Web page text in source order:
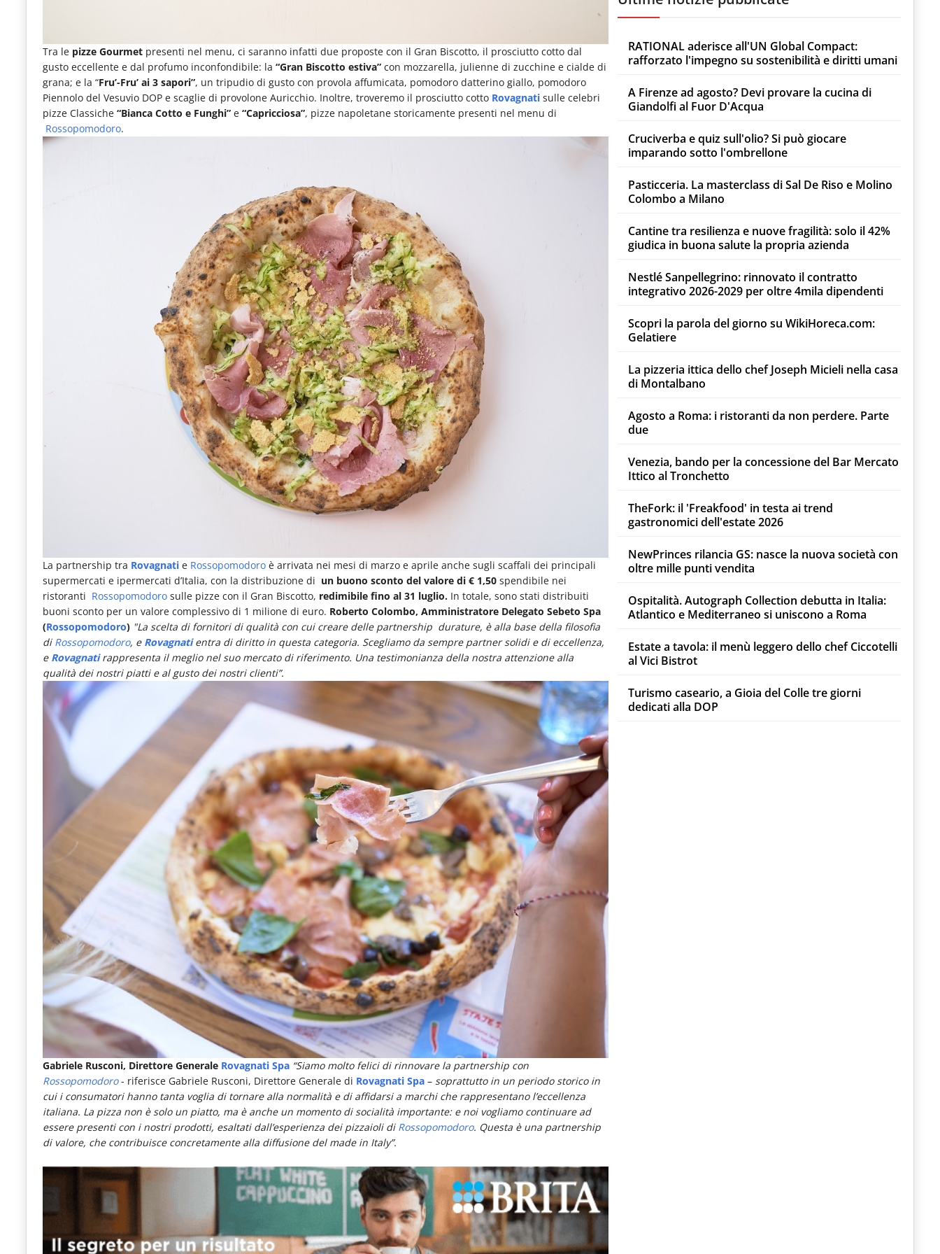
Tra le pizze Gourmet presenti nel menu, ci saranno infatti due proposte con il Gran Biscotto, il prosciutto cotto dal
gusto eccellente e dal profumo inconfondibile: la “Gran Biscotto estiva” con mozzarella, julienne di zucchine e cialde di
grana; e la “Fru’-Fru’ ai 3 sapori”, un tripudio di gusto con provola affumicata, pomodoro datterino giallo, pomodoro
Piennolo del Vesuvio DOP e scaglie di provolone Auricchio. Inoltre, troveremo il prosciutto cotto Rovagnati sulle celebri
pizze Classiche “Bianca Cotto e Funghi” e “Capricciosa”, pizze napoletane storicamente presenti nel menu di
Rossopomodoro.
La partnership tra Rovagnati e Rossopomodoro è arrivata nei mesi di marzo e aprile anche sugli scaffali dei principali
supermercati e ipermercati d’Italia, con la distribuzione di un buono sconto del valore di € 1,50 spendibile nei
ristoranti Rossopomodoro sulle pizze con il Gran Biscotto, redimibile fino al 31 luglio. In totale, sono stati distribuiti
buoni sconto per un valore complessivo di 1 milione di euro. Roberto Colombo, Amministratore Delegato Sebeto Spa
(Rossopomodoro) "La scelta di fornitori di qualità con cui creare delle partnership durature, è alla base della filosofia
di Rossopomodoro, e Rovagnati entra di diritto in questa categoria. Scegliamo da sempre partner solidi e di eccellenza,
e Rovagnati rappresenta il meglio nel suo mercato di riferimento. Una testimonianza della nostra attenzione alla
qualità dei nostri piatti e al gusto dei nostri clienti”.
Gabriele Rusconi, Direttore Generale Rovagnati Spa “Siamo molto felici di rinnovare la partnership con
Rossopomodoro- riferisce Gabriele Rusconi, Direttore Generale di Rovagnati Spa – soprattutto in un periodo storico in
cui i consumatori hanno tanta voglia di tornare alla normalità e di affidarsi a marchi che rappresentano l’eccellenza
italiana. La pizza non è solo un piatto, ma è anche un momento di socialità importante: e noi vogliamo continuare ad
essere presenti con i nostri prodotti, esaltati dall’esperienza dei pizzaioli di Rossopomodoro. Questa è una partnership
di valore, che contribuisce concretamente alla diffusione del made in Italy”.
RATIONAL aderisce all'UN Global Compact:
rafforzato l'impegno su sostenibilità e diritti umani
A Firenze ad agosto? Devi provare la cucina di
Giandolfi al Fuor D'Acqua
Cruciverba e quiz sull'olio? Si può giocare
imparando sotto l'ombrellone
Pasticceria. La masterclass di Sal De Riso e Molino
Colombo a Milano
Cantine tra resilienza e nuove fragilità: solo il 42%
giudica in buona salute la propria azienda
Nestlé Sanpellegrino: rinnovato il contratto
integrativo 2026-2029 per oltre 4mila dipendenti
Scopri la parola del giorno su WikiHoreca.com:
Gelatiere
La pizzeria ittica dello chef Joseph Micieli nella casa
di Montalbano
Agosto a Roma: i ristoranti da non perdere. Parte
due
Venezia, bando per la concessione del Bar Mercato
Ittico al Tronchetto
TheFork: il 'Freakfood' in testa ai trend
gastronomici dell'estate 2026
NewPrinces rilancia GS: nasce la nuova società con
oltre mille punti vendita
Ospitalità. Autograph Collection debutta in Italia:
Atlantico e Mediterraneo si uniscono a Roma
Estate a tavola: il menù leggero dello chef Ciccotelli
al Vici Bistrot
Turismo caseario, a Gioia del Colle tre giorni
dedicati alla DOP